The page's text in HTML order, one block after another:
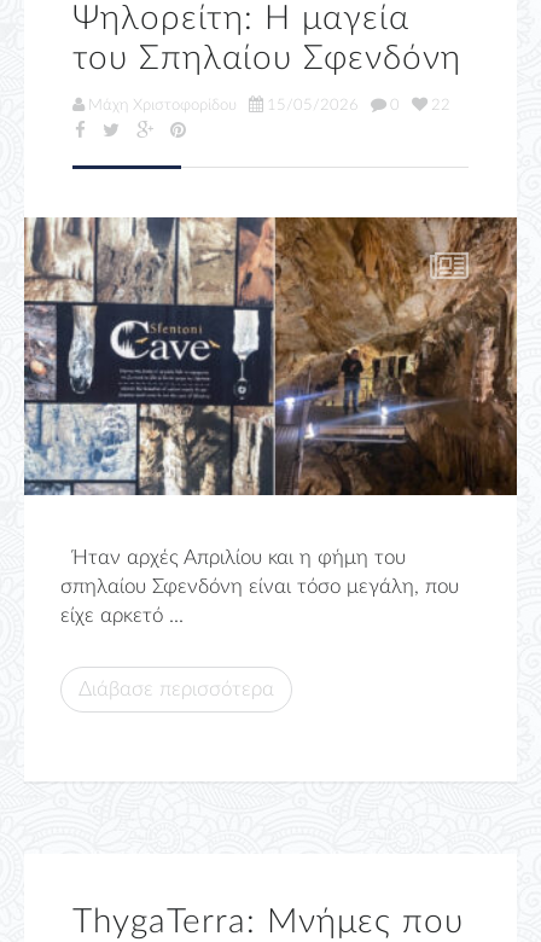
Ψηλορείτη: Η μαγεία
του Σπηλαίου Σφενδόνη
Μάχη Χριστοφορίδου 15/05/2026 0 22
Ήταν αρχές Απριλίου και η φήμη του
σπηλαίου Σφενδόνη είναι τόσο μεγάλη, που
είχε αρκετό ...
Διάβασε περισσότερα
ThygaTerra: Μνήμες που